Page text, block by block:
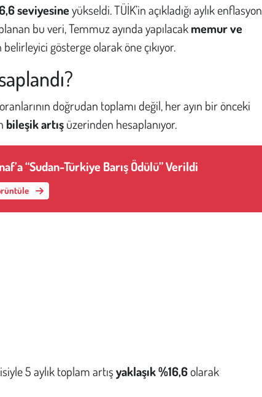
seviyesineyükseldi. TÜİK’in açıkladığı aylık enflasyon
bu veri, Temmuz ayında yapılacakmemur ve
belirleyici gösterge olarak öne çıkıyor.
doğrudan toplamı değil, her ayın bir önceki
bileşik artışüzerinden hesaplanıyor.
“Sudan-Türkiye Barış Ödülü” Verildi
5 aylık toplam artışyaklaşık %16,6olarak